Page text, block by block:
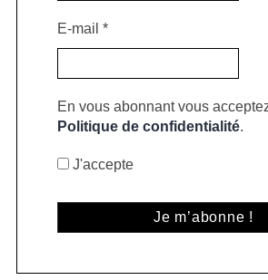
E-mail *
En vous abonnant vous
Politique de confidentialité.
J'accepte